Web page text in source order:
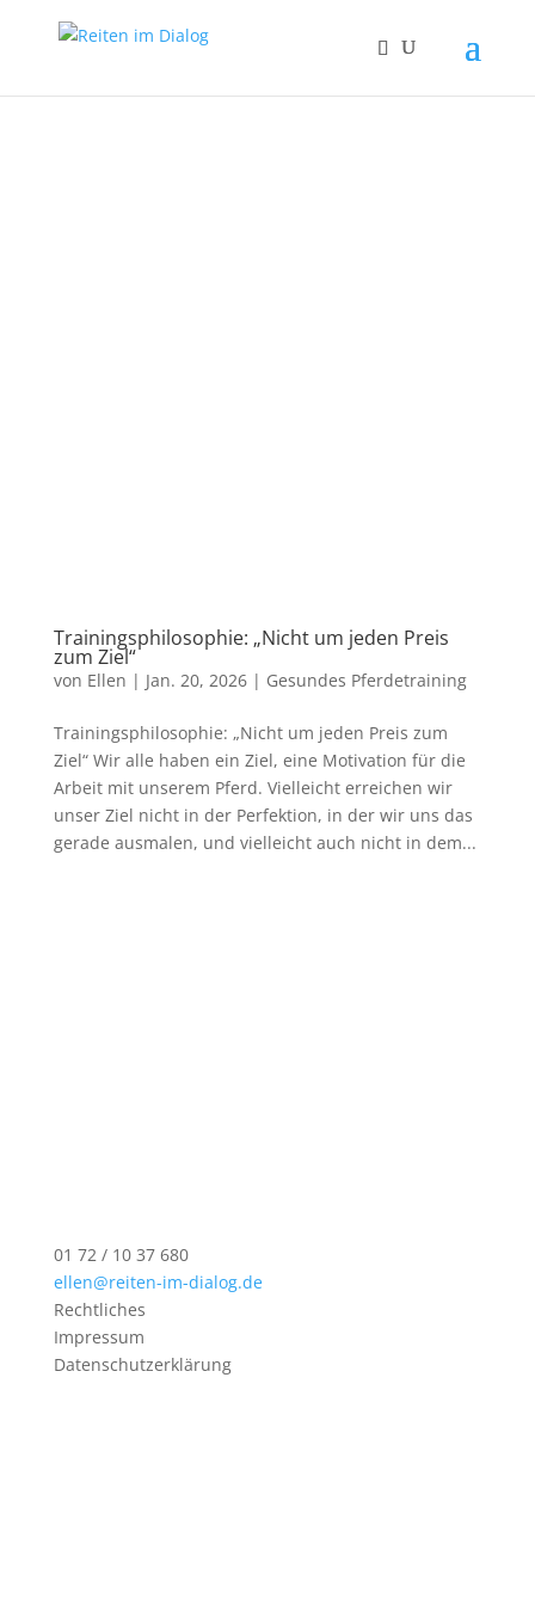
Trainingsphilosophie: „Nicht um jeden Preis
zum Ziel“
von Ellen | Jan. 20, 2026| Gesundes Pferdetraining
Trainingsphilosophie: „Nicht um jeden Preis zum
Ziel“ Wir alle haben ein Ziel, eine Motivation für die
Arbeit mit unserem Pferd. Vielleicht erreichen wir
unser Ziel nicht in der Perfektion, in der wir uns das
gerade ausmalen, und vielleicht auch nicht in dem...
01 72 / 10 37 680
ellen@reiten-im-dialog.de
Rechtliches
Impressum
Datenschutzerklärung